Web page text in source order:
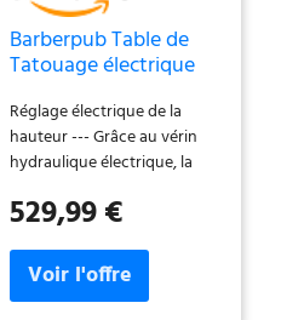
Barberpub Table de
Tatouage électrique
de Tables
d'esthétique, Table de
thérapie équipement
de beauté Pliable &
réglable en Hauteur,
0100 (Blanc)
Réglage électrique de la
hauteur --- Grâce au vérin
hydraulique électrique, la
déplace facilement vers le
télécommande permet
d'atteindre facilement la
529,99 €